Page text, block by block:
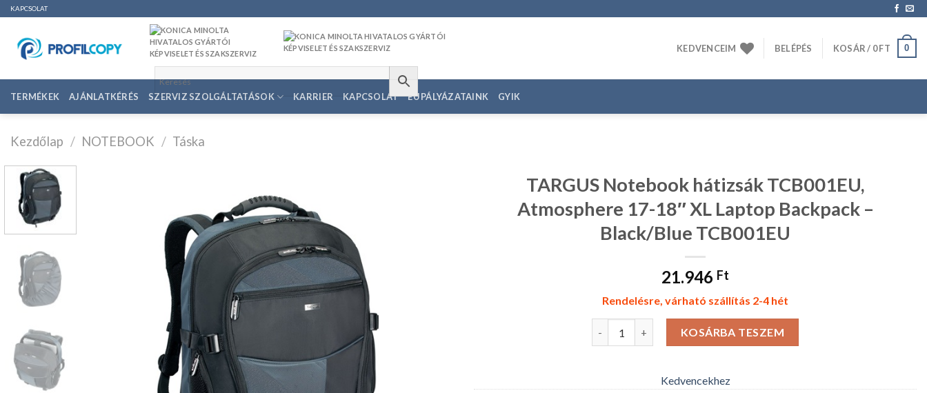
Ugrás
tartalomhoz
KAPCSOLAT
KEDVENCEIM BELÉPÉS KOSÁR / 0FT 0
TERMÉKEK AJÁNLATKÉRÉS SZERVIZ SZOLGÁLTATÁSOK KARRIER KAPCSOLAT EU PÁLYÁZATAINK GYIK
Kezdőlap / NOTEBOOK / Táska
TARGUS Notebook hátizsák TCB001EU,
Atmosphere 17-18″ XL Laptop Backpack –
Black/Blue TCB001EU
21.946 Ft
Rendelésre, várható szállítás 2-4 hét
TARGUS Notebook hátizsák TCB001EU, Atmosphere 17-18" XL Laptop
KOSÁRBA TESZEM
Kedvencekhez